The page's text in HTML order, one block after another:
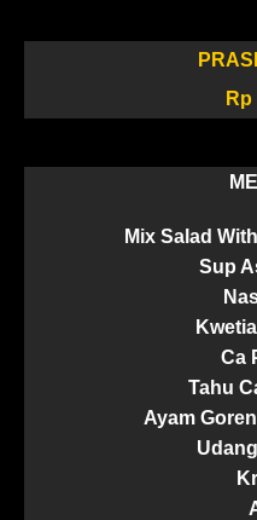
Rp
Mix Salad
Sup
Ca
Tahu
Ayam